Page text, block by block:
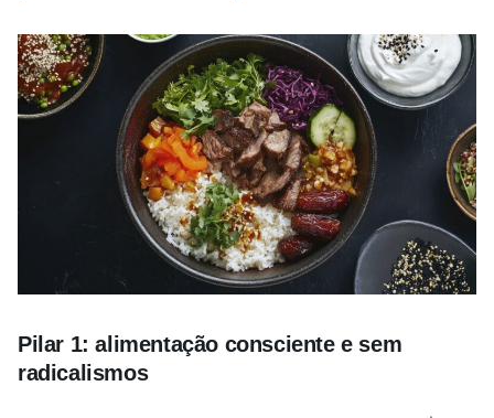
Pilar 1: alimentação consciente e sem
radicalismos